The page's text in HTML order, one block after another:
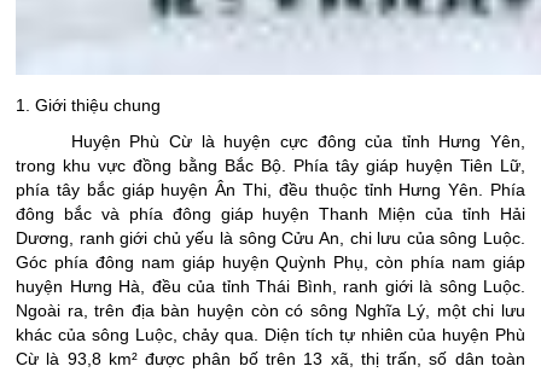
1. Giới thiệu chung
Huyện Phù Cừ là huyện cực đông của tỉnh Hưng Yên,
trong khu vực đồng bằng Bắc Bộ. Phía tây giáp huyện Tiên Lữ,
phía tây bắc giáp huyện Ân Thi, đều thuộc tỉnh Hưng Yên. Phía
đông bắc và phía đông giáp huyện Thanh Miện của tỉnh Hải
Dương, ranh giới chủ yếu là sông Cửu An, chi lưu của sông Luộc.
Góc phía đông nam giáp huyện Quỳnh Phụ, còn phía nam giáp
huyện Hưng Hà, đều của tỉnh Thái Bình, ranh giới là sông Luộc.
Ngoài ra, trên địa bàn huyện còn có sông Nghĩa Lý, một chi lưu
khác của sông Luộc, chảy qua. Diện tích tự nhiên của huyện Phù
Cừ là 93,8 km² được phân bố trên 13 xã, thị trấn, số dân toàn